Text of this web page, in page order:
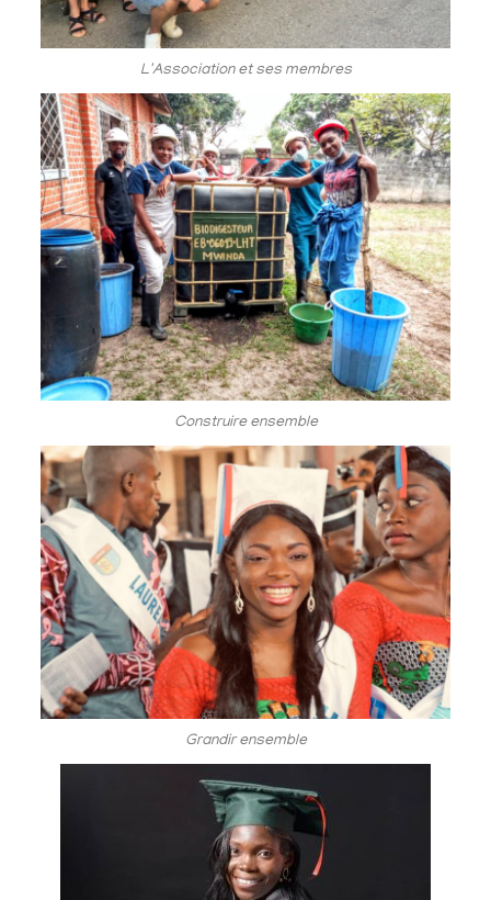
L'Association et ses membres
Construire ensemble
Grandir ensemble